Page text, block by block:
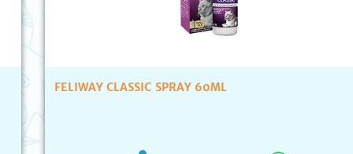
FELIWAY CLASSIC SPRAY 60ML